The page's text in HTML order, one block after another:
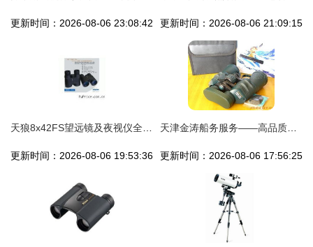
更新时间：2026-08-06 23:08:42 更新时间：2026-08-06 21:09:15
更新时间：2026-08-06 19:53:36 更新时间：2026-08-06 17:56:25